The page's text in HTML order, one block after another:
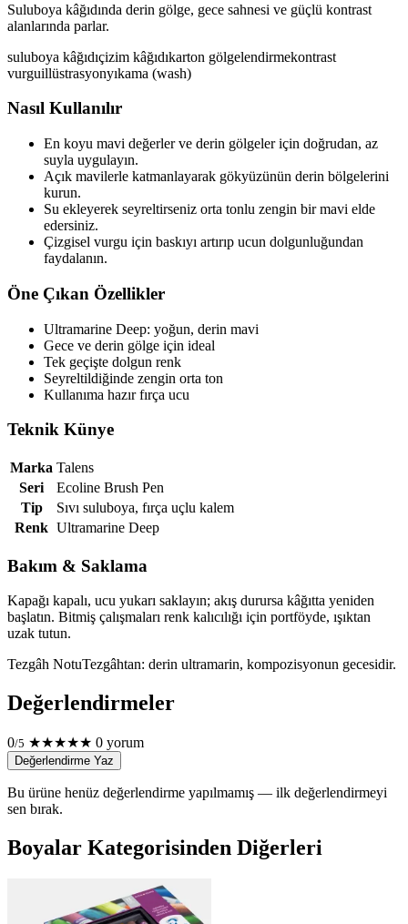
Suluboya kâğıdında derin gölge, gece sahnesi ve güçlü kontrast
alanlarında parlar.
suluboya kâğıdıçizim kâğıdıkarton gölgelendirmekontrast
vurguillüstrasyonyıkama (wash)
Nasıl Kullanılır
En koyu mavi değerler ve derin gölgeler için doğrudan, az
suyla uygulayın.
Açık mavilerle katmanlayarak gökyüzünün derin bölgelerini
kurun.
Su ekleyerek seyreltirseniz orta tonlu zengin bir mavi elde
edersiniz.
Çizgisel vurgu için baskıyı artırıp ucun dolgunluğundan
faydalanın.
Öne Çıkan Özellikler
Ultramarine Deep: yoğun, derin mavi
Gece ve derin gölge için ideal
Tek geçişte dolgun renk
Seyreltildiğinde zengin orta ton
Kullanıma hazır fırça ucu
Teknik Künye
Marka Talens
Seri
Ecoline Brush Pen
Tip
Sıvı suluboya, fırça uçlu kalem
Renk Ultramarine Deep
Bakım & Saklama
Kapağı kapalı, ucu yukarı saklayın; akış durursa kâğıtta yeniden
başlatın. Bitmiş çalışmaları renk kalıcılığı için portföyde, ışıktan
uzak tutun.
Tezgâh NotuTezgâhtan: derin ultramarin, kompozisyonun gecesidir.
Değerlendirmeler
0/5 ★★★★★ 0 yorum
Değerlendirme Yaz
Bu ürüne henüz değerlendirme yapılmamış — ilk değerlendirmeyi
sen bırak.
Boyalar Kategorisinden Diğerleri